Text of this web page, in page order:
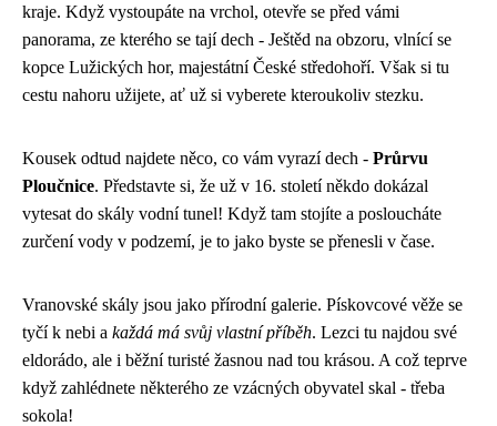
kraje. Když vystoupáte na vrchol, otevře se před vámi
panorama, ze kterého se tají dech - Ještěd na obzoru, vlnící se
kopce Lužických hor, majestátní České středohoří. Však si tu
cestu nahoru užijete, ať už si vyberete kteroukoliv stezku.
Kousek odtud najdete něco, co vám vyrazí dech - Průrvu
Ploučnice. Představte si, že už v 16. století někdo dokázal
vytesat do skály vodní tunel! Když tam stojíte a posloucháte
zurčení vody v podzemí, je to jako byste se přenesli v čase.
Vranovské skály jsou jako přírodní galerie. Pískovcové věže se
tyčí k nebi a každá má svůj vlastní příběh. Lezci tu najdou své
eldorádo, ale i běžní turisté žasnou nad tou krásou. A což teprve
když zahlédnete některého ze vzácných obyvatel skal - třeba
sokola!